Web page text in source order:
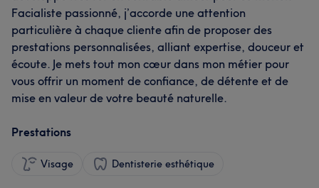
Facialiste passionné, j’accorde une attention
particulière à chaque cliente afin de proposer des
prestations personnalisées, alliant expertise, douceur et
écoute. Je mets tout mon cœur dans mon métier pour
vous offrir un moment de confiance, de détente et de
mise en valeur de votre beauté naturelle.
Prestations
Visage Dentisterie esthétique